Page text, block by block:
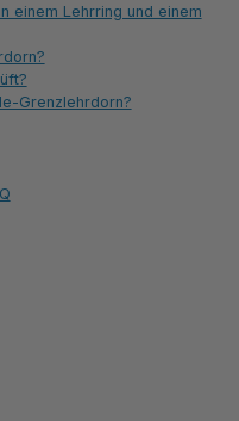
einem Lehrring und einem
Grenzlehrdorn?